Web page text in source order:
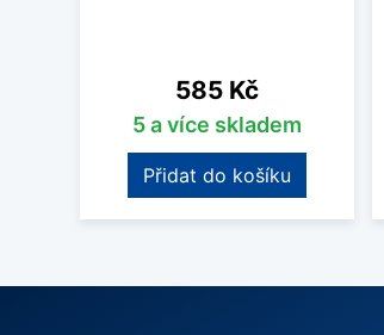
Cena
585 Kč
5 a více skladem
Přidat do košíku